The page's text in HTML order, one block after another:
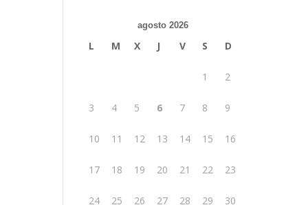
agosto 2026
L M X J V S D
1 2
3 4 5 6 7 8 9
10 11 12 13 14 15 16
17 18 19 20 21 22 23
24 25 26 27 28 29 30